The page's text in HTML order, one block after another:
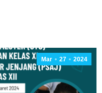
Mar 27 2024